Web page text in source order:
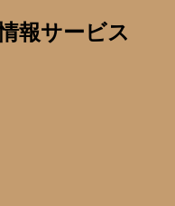
報サービス